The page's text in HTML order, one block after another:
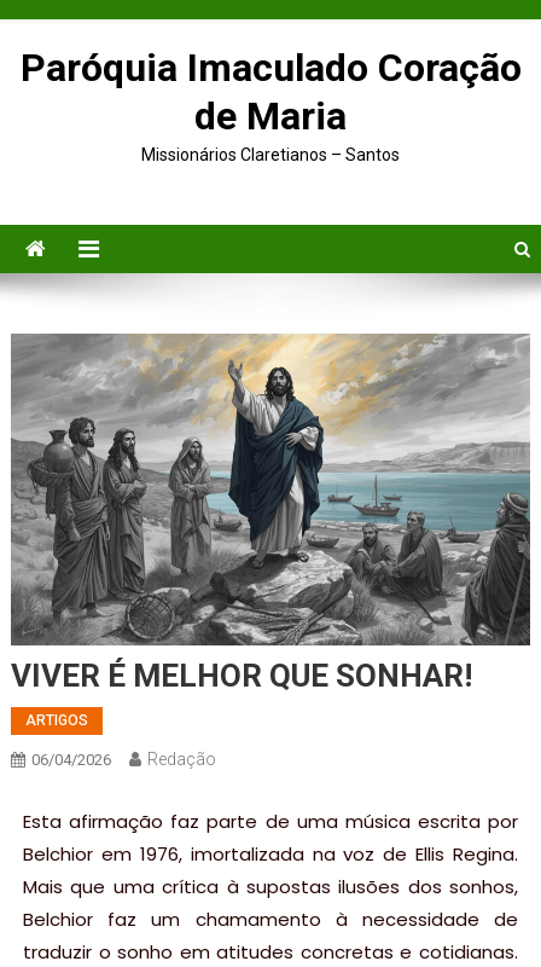
Paróquia Imaculado Coração
de Maria
Missionários Claretianos – Santos
VIVER É MELHOR QUE SONHAR!
ARTIGOS
06/04/2026 Redação
Esta afirmação faz parte de uma música escrita por
Belchior em 1976, imortalizada na voz de Ellis Regina.
Mais que uma crítica à supostas ilusões dos sonhos,
Belchior faz um chamamento à necessidade de
traduzir o sonho em atitudes concretas e cotidianas.